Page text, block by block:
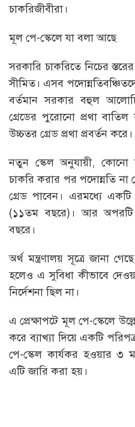
চাকরিজীবীরা।
মূল পে-স্কেলে যা বলা আছে
সরকারি চাকরিতে নিচের
সীমিত। এসব
বর্তমান সরকার বহুল
গ্রেডের পুরোনো প্রথা বাতিল
উচ্চতর গ্রেড প্রথা প্রবর্তন করে।
নতুন স্কেল অনুযায়ী, কোনো
চাকরি করার পর পদোন্নতি না
গ্রেড পাবেন। এরমধ্যে
(১১তম বছরে)। আর
বছরে।
অর্থ মন্ত্রণালয় সূত্রে জানা
হলেও এ সুবিধা কীভাবে
নির্দেশনা ছিল না।
এ প্রেক্ষাপটে মূল পে-স্কেলে
করে ব্যাখ্যা দিয়ে একটি
পে-স্কেল কার্যকর হওয়ার ৩
এটি জারি করা হয়।